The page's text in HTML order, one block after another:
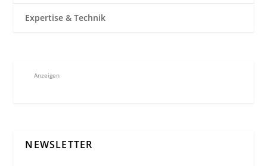
Expertise & Technik
Anzeigen
NEWSLETTER